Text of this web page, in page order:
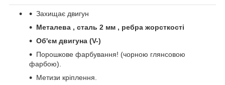
Захищає двигун
Металева , сталь 2 мм , ребра жорсткості
Об'єм двигуна (V-)
Порошкове фарбування! (чорною глянсовою
фарбою).
Метизи кріплення.